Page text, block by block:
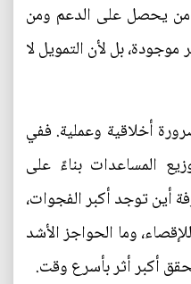
من يحصل على الدعم ومن
بل لأن التمويل لا
أخلاقية وعملية. ففي
المساعدات بناءً على
أين توجد أكبر الفجوات،
وما الحواجز الأشد
أكبر أثر بأسرع وقت.